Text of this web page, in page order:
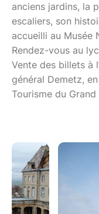
anciens jardins, la
escaliers, son
accueilli au Musée
Rendez-vous au
Vente des billets à
général Demetz,
Tourisme du